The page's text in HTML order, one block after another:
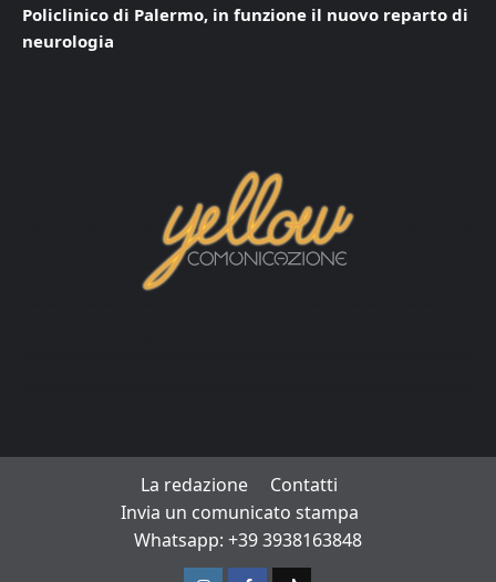
Policlinico di Palermo, in funzione il nuovo reparto di
neurologia
La redazione
Contatti
Invia un comunicato stampa
Whatsapp: +39 3938163848